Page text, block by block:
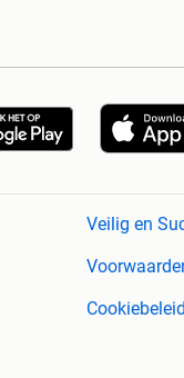
Veilig en
Cookiebeleid